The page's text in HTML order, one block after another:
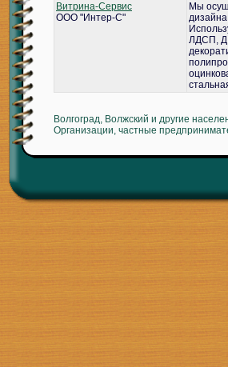
Витрина-Сервис
ООО "Интер-С"
Мы
ЛДСП,
Волгоград, Волжский и другие
Организации, частные